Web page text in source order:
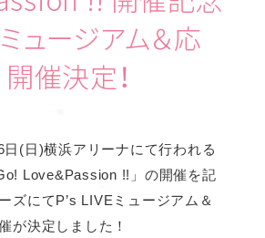
ュージアム＆応
催決定！
日(日)横浜アリーナにて行われる
Love&Passion !!」の開催を記
ズにてP’s LIVEミュージアム＆
が決定しました！